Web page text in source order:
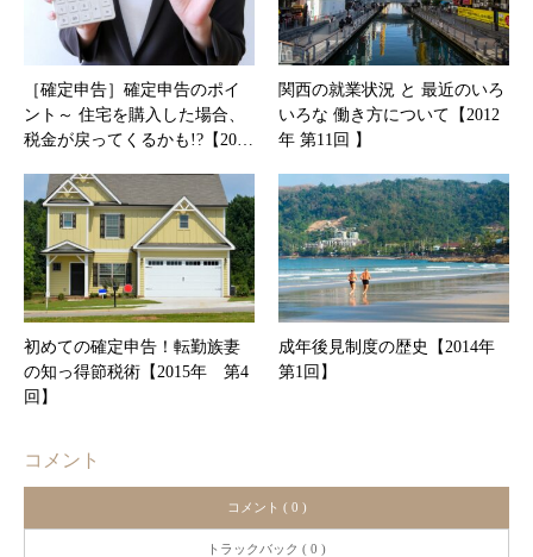
［確定申告］確定申告のポイ
ント～ 住宅を購入した場合、
税金が戻ってくるかも!?【20…
関西の就業状況 と 最近のいろ
いろな 働き方について【2012
年 第11回 】
初めての確定申告！転勤族妻
の知っ得節税術【2015年 第4
回】
成年後見制度の歴史【2014年
第1回】
コメント
コメント ( 0 )
トラックバック ( 0 )